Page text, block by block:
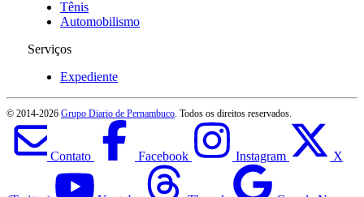
Tênis
Automobilismo
Serviços
Expediente
© 2014-2026 Grupo Diario de Pernambuco. Todos os direitos reservados.
Contato Facebook Instagram X